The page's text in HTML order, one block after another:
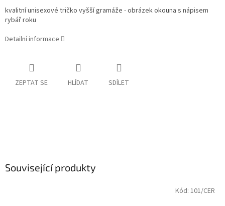
kvalitní unisexové tričko vyšší gramáže - obrázek okouna s nápisem
rybář roku
Detailní informace
ZEPTAT SE HLÍDAT SDÍLET
Související produkty
Kód: 101/CER